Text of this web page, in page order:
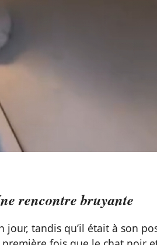
rencontre bruyante
jour, tandis qu’il était à son